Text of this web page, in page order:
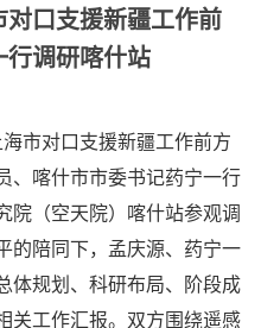
对口支援新疆工作前
行调研喀什站
市对口支援新疆工作前方
、喀什市市委书记药宁一行
院（空天院）喀什站参观调
的陪同下，孟庆源、药宁一
体规划、科研布局、阶段成
关工作汇报。双方围绕遥感